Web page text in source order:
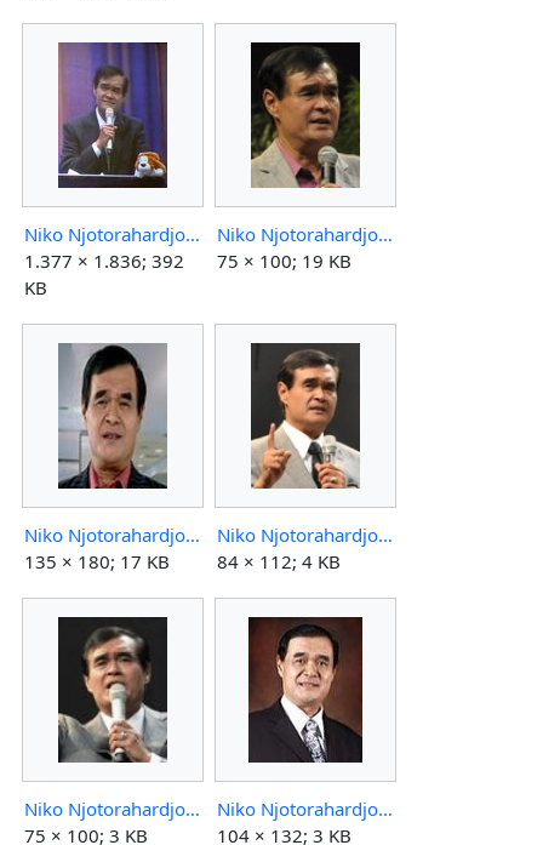
Niko Njotorahardjo 091004.jpg
1.377 × 1.836; 392
KB
Niko Njotorahardjo-100206.jpg
75 × 100; 19 KB
Niko Njotorahardjo-20100207.jpg
135 × 180; 17 KB
Niko Njotorahardjo-20100501-3x4.jpg
84 × 112; 4 KB
Niko Njotorahardjo-20100904-3x4.jpg
75 × 100; 3 KB
Niko Njotorahardjo.jpg
104 × 132; 3 KB